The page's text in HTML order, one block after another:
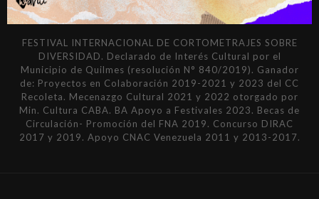
FESTIVAL INTERNACIONAL DE CORTOMETRAJES SOBRE
DIVERSIDAD. Declarado de Interés Cultural por el
Municipio de Quilmes (resolución N° 840/2019). Ganador
de: Proyectos en Colaboración 2019-2021 y 2023 del CC
Recoleta. Mecenazgo Cultural 2021 y 2022 otorgado por
Min. Cultura CABA. BA Apoyo a Festivales 2023. Becas de
Circulación- Promoción del FNA 2019. Concurso DIRAC
2017 y 2019. Apoyo CNAC Venezuela 2011 y 2013-2017.